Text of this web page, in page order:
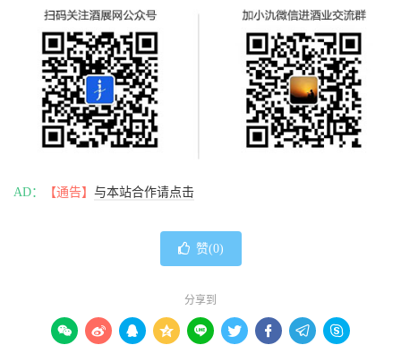
AD： 【通告】 与本站合作请点击
赞(0)
分享到
        